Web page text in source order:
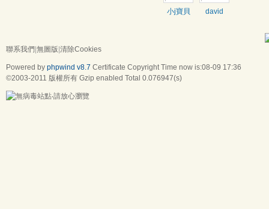
小j寶貝 david
聯系我們 無圖版 清除Cookies
Powered by phpwind v8.7 Certificate Copyright Time now is:08-09 17:36
©2003-2011 版權所有 Gzip enabled Total 0.076947(s)